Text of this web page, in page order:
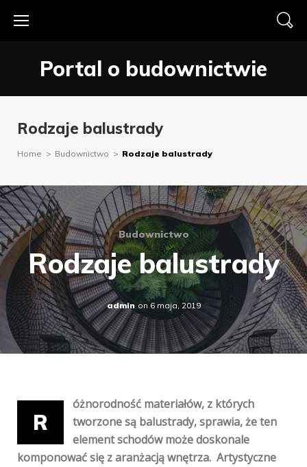
Portal o budownictwie
Rodzaje balustrady
Home > Budownictwo > Rodzaje balustrady
Budownictwo
Rodzaje balustrady
admin on 6 maja, 2019
R
óżnorodność materiałów, z których
tworzone są balustrady, sprawia, że ten
element schodów może doskonale
komponować się z aranżacją wnętrza. Artystyczne